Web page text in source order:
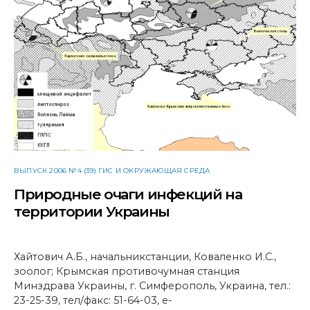
ВЫПУСК 2006 №4 (39) ГИС И ОКРУЖАЮЩАЯ СРЕДА
Природные очаги инфекций на
территории Украины
Хайтович А.Б., начальникстанции, Коваленко И.С.,
зоолог; Крымская противочумная станция
Минздрава Украины, г. Симферополь, Украина, тел.:
23-25-39, тел/факс: 51-64-03, e-